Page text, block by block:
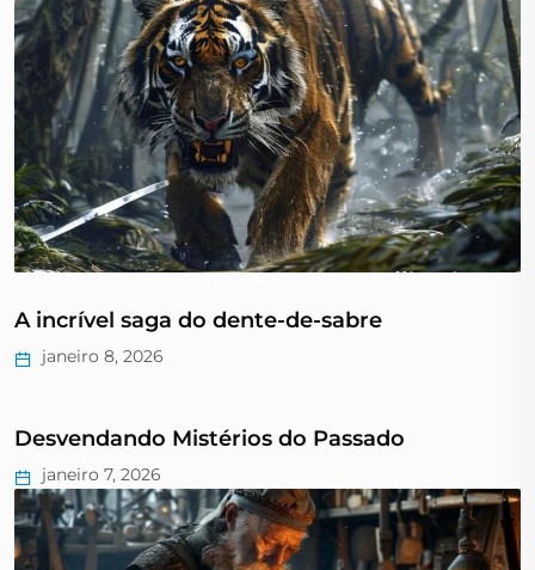
A incrível saga do dente-de-sabre
janeiro 8, 2026
Desvendando Mistérios do Passado
janeiro 7, 2026